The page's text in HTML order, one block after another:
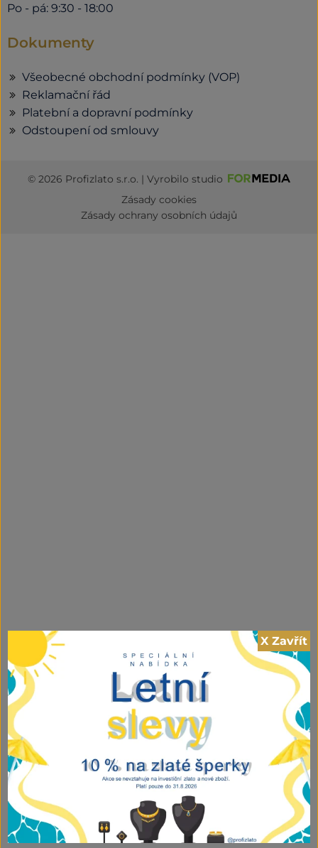
Po - pá: 9:30 - 18:00
Dokumenty
Všeobecné obchodní podmínky (VOP)
Reklamační řád
Platební a dopravní podmínky
Odstoupení od smlouvy
© 2026 Profizlato s.r.o. | Vyrobilo studio
Zásady cookies
Zásady ochrany osobních údajů
X Zavřít